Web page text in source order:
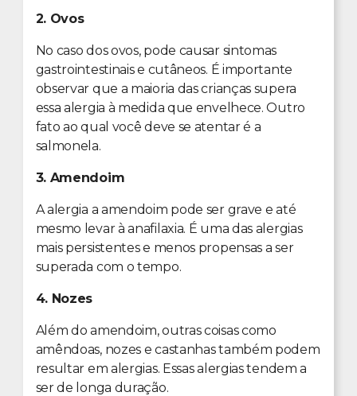
2. Ovos
No caso dos ovos, pode causar sintomas
gastrointestinais e cutâneos. É importante
observar que a maioria das crianças supera
essa alergia à medida que envelhece. Outro
fato ao qual você deve se atentar é a
salmonela.
3. Amendoim
A alergia a amendoim pode ser grave e até
mesmo levar à anafilaxia. É uma das alergias
mais persistentes e menos propensas a ser
superada com o tempo.
4. Nozes
Além do amendoim, outras coisas como
amêndoas, nozes e castanhas também podem
resultar em alergias. Essas alergias tendem a
ser de longa duração.